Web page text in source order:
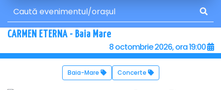
CARMEN ETERNA - Baia Mare
8 octombrie 2026, ora 19:00
Baia-Mare Concerte